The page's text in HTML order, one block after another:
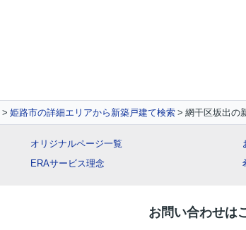
姫路市の詳細エリアから新築戸建て検索 網干区坂出の
オリジナルページ一覧
ERAサービス理念
お問い合わせは